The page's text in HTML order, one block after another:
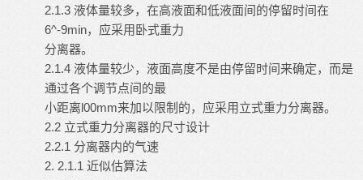
2.1.3 液体量较多，在高液面和低液面间的停留时间在
6^-9min，应采用卧式重力
分离器。
2.1.4 液体量较少，液面高度不是由停留时间来确定，而是
通过各个调节点间的最
小距离l00mm来加以限制的，应采用立式重力分离器。
2.2 立式重力分离器的尺寸设计
2.2.1 分离器内的气速
2. 2.1.1 近似估算法